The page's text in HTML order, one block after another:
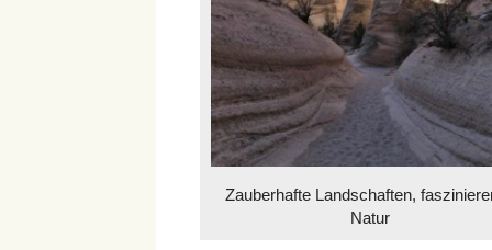
Zauberhafte Landschaften,
Natur